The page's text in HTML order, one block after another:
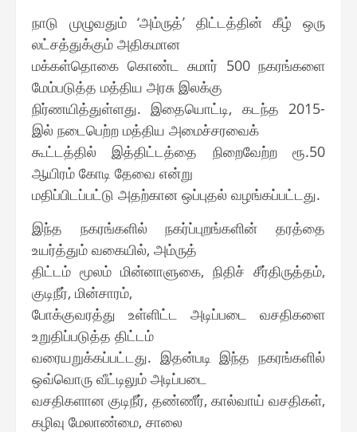
நாடு முழுவதும் ‘அம்ருத்’ திட்டத்தின் கீழ் ஒரு
லட்சத்துக்கும் அதிகமான
மக்கள்தொகை கொண்ட சுமார் 500 நகரங்களை
மேம்படுத்த மத்திய அரசு இலக்கு
நிர்ணயித்துள்ளது. இதையொட்டி, கடந்த 2015-
இல் நடைபெற்ற மத்திய அமைச்சரவைக்
கூட்டத்தில் இத்திட்டத்தை நிறைவேற்ற ரூ.50
ஆயிரம் கோடி தேவை என்று
மதிப்பிடப்பட்டு அதற்கான ஒப்புதல் வழங்கப்பட்டது.
இந்த நகரங்களில் நகர்ப்புறங்களின் தரத்தை
உயர்த்தும் வகையில், அம்ருத்
திட்டம் மூலம் மின்னாளுகை, நிதிச் சீர்திருத்தம்,
குடிநீர், மின்சாரம்,
போக்குவரத்து உள்ளிட்ட அடிப்படை வசதிகளை
உறுதிப்படுத்த திட்டம்
வரையறுக்கப்பட்டது. இதன்படி இந்த நகரங்களில்
ஒவ்வொரு வீட்டிலும் அடிப்படை
வசதிகளான குடிநீர், தண்ணீர், கால்வாய் வசதிகள்,
கழிவு மேலாண்மை, சாலை